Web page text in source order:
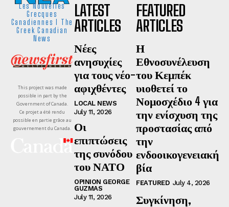
Les Nouvelles
Grecques
Canadiennes I The
Greek Canadian
News
This project was made
possible in part by the
Government of Canada.
Ce projet a été rendu
possible en partie grâce au
gouvernement du Canada.
LATEST
ARTICLES
Νέες
ανησυχίες
για τους νέο-
αφιχθέντες
LOCAL NEWS
July 11, 2026
Οι
επιπτώσεις
της συνόδου
του ΝΑΤΟ
OPINION GEORGE
GUZMAS
July 11, 2026
FEATURED
ARTICLES
Η
Εθνοσυνέλευση
του Κεμπέκ
υιοθετεί το
Νομοσχέδιο 4 για
την ενίσχυση της
προστασίας από
την
ενδοοικογενειακή
βία
FEATURED July 4, 2026
Συγκίνηση,